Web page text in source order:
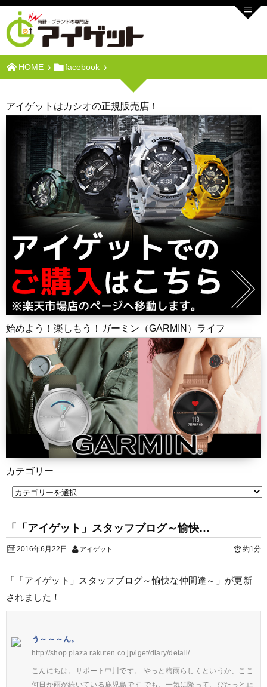
HOME facebook
アイゲットはカシオの正規販売店！
始めよう！楽しもう！ガーミン（GARMIN）ライフ
カテゴリー
「「アイゲット」スタッフブログ～愉快…
2016年6月22日 アイゲット 約1分
「「アイゲット」スタッフブログ～愉快な仲間達～」が更新
されました！
う～～～ん。
http://shop.plaza.rakuten.co.jp/iget/diary/detail/…
こんにちは。サポート中川です。 やっと梅雨らしくというか、ここ
何日か雨が続いている鹿児島です でも、一気に降って、ぴたっと止